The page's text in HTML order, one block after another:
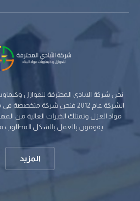
نحن شركة الايادي المحترفة للعوازل
الشركة عام 2012 فنحن شركة
مواد العزل ونمتلك الخبرات العالية من
يقومون بالعمل بالشكل المطلوب
المزيد